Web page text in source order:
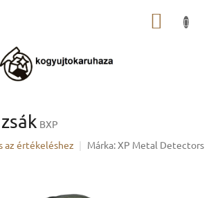
KOSÁR
BXP
az értékeléshez Márka:XP Metal Detectors